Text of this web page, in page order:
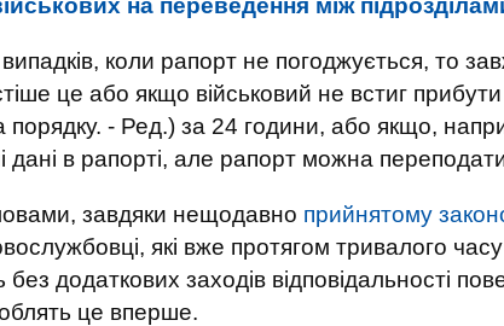
на переведення між
коли рапорт не погоджується, то
це або якщо військовий не встиг
порядку. - Ред.) за 24 години, або якщо,
дані в рапорті, але рапорт можна
завдяки нещодавно прийнятому
які вже протягом тривалого
без додаткових заходів відповідальності
це вперше.